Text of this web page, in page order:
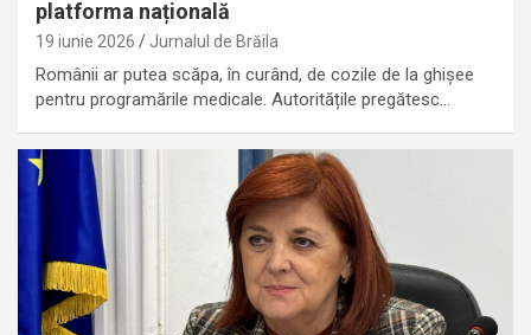
platforma națională
19 iunie 2026 Jurnalul de Brăila
Românii ar putea scăpa, în curând, de cozile de la ghișee
pentru programările medicale. Autoritățile pregătesc…